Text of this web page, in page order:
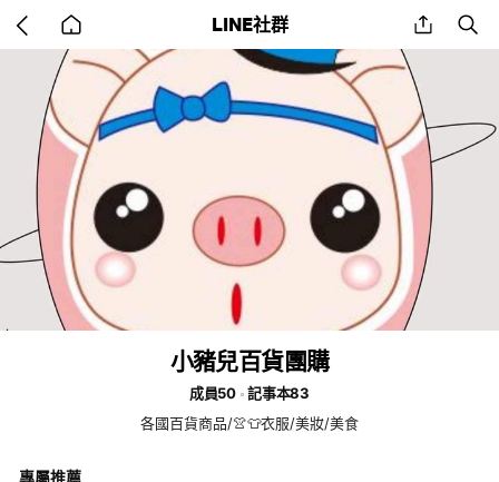
back
to
home
LINE社群 share
小豬兒百貨團購
成員50
記事本83
各國百貨商品/👚👕衣服/美妝/美食
專屬推薦